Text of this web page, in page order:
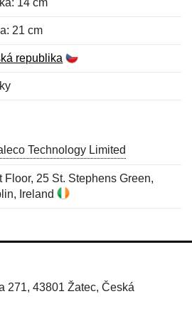
14 cm
21 cm
republika
Technology Limited
Floor, 25 St. Stephens Green,
Ireland
271, 43801 Žatec, Česká